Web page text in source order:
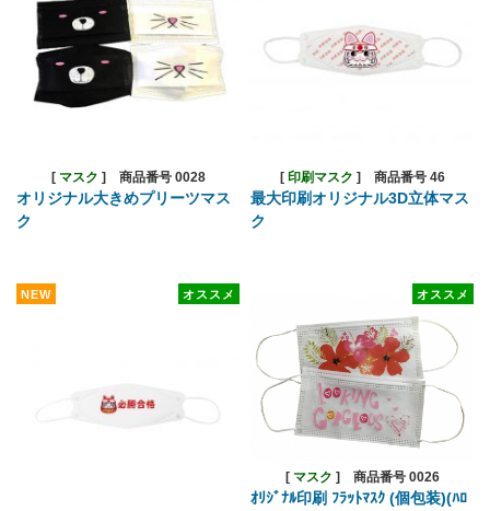
[ マスク ] 商品番号 0028
オリジナル大きめプリーツマス
ク
[ 印刷マスク ] 商品番号 46
最大印刷オリジナル3D立体マス
ク
NEW オススメ オススメ
[ マスク ] 商品番号 0026
ｵﾘｼﾞﾅﾙ印刷 ﾌﾗｯﾄﾏｽｸ (個包装)(ﾊﾛ